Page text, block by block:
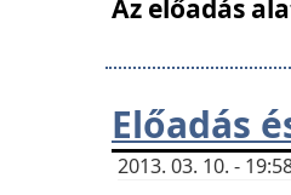
Az előadás
Előadás
2013. 03. 10. -